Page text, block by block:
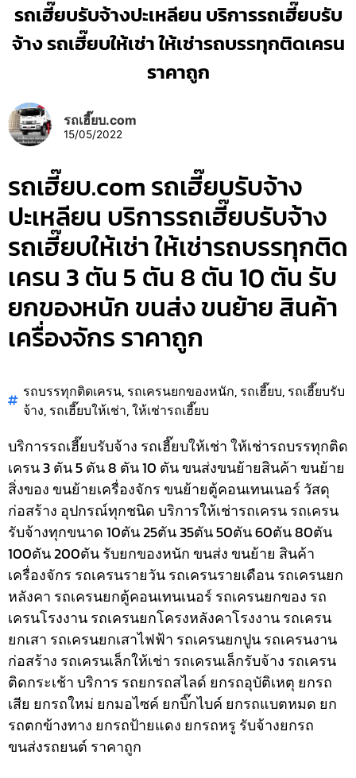
รถเฮี๊ยบรับจ้างปะเหลียน บริการรถเฮี๊ยบรับ
จ้าง รถเฮี๊ยบให้เช่า ให้เช่ารถบรรทุกติดเครน
ราคาถูก
รถเฮี๊ยบ.com
15/05/2022
รถเฮี๊ยบ.com รถเฮี๊ยบรับจ้าง
ปะเหลียน บริการรถเฮี๊ยบรับจ้าง
รถเฮี๊ยบให้เช่า ให้เช่ารถบรรทุกติด
เครน 3 ตัน 5 ตัน 8 ตัน 10 ตัน รับ
ยกของหนัก ขนส่ง ขนย้าย สินค้า
เครื่องจักร ราคาถูก
รถบรรทุกติดเครน, รถเครนยกของหนัก, รถเฮี๊ยบ, รถเฮี๊ยบรับ
จ้าง, รถเฮี๊ยบให้เช่า,ให้เช่ารถเฮี๊ยบ
บริการรถเฮี๊ยบรับจ้าง รถเฮี๊ยบให้เช่า ให้เช่ารถบรรทุกติด
เครน 3 ตัน 5 ตัน 8 ตัน 10 ตัน ขนส่งขนย้ายสินค้า ขนย้าย
สิ่งของ ขนย้ายเครื่องจักร ขนย้ายตู้คอนเทนเนอร์ วัสดุ
ก่อสร้าง อุปกรณ์ทุกชนิดบริการให้เช่ารถเครน รถเครน
รับจ้างทุกขนาด 10ตัน 25ตัน 35ตัน 50ตัน 60ตัน 80ตัน
100ตัน 200ตัน รับยกของหนัก ขนส่ง ขนย้าย สินค้า
เครื่องจักร รถเครนรายวัน รถเครนรายเดือน รถเครนยก
หลังคา รถเครนยกตู้คอนเทนเนอร์ รถเครนยกของ รถ
เครนโรงงาน รถเครนยกโครงหลังคาโรงงาน รถเครน
ยกเสา รถเครนยกเสาไฟฟ้า รถเครนยกปูน รถเครนงาน
ก่อสร้าง รถเครนเล็กให้เช่า รถเครนเล็กรับจ้าง รถเครน
ติดกระเช้าบริการ รถยกรถสไลด์ ยกรถอุบัติเหตุ ยกรถ
เสีย ยกรถใหม่ ยกมอไซค์ ยกบิ๊กไบค์ ยกรถแบตหมด ยก
รถตกข้างทาง ยกรถป้ายแดง ยกรถหรู รับจ้างยกรถ
ขนส่งรถยนต์ ราคาถูก